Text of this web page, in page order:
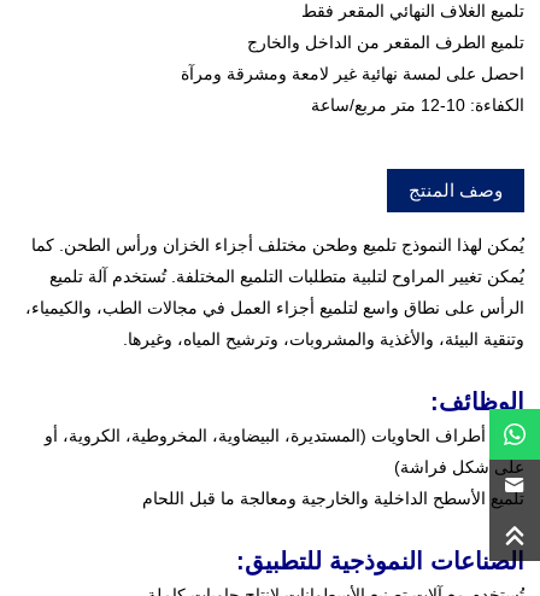
تلميع الغلاف النهائي المقعر فقط
تلميع الطرف المقعر من الداخل والخارج
احصل على لمسة نهائية غير لامعة ومشرقة ومرآة
الكفاءة: 10-12 متر مربع/ساعة
وصف المنتج
يُمكن لهذا النموذج تلميع وطحن مختلف أجزاء الخزان ورأس الطحن. كما
يُمكن تغيير المراوح لتلبية متطلبات التلميع المختلفة. تُستخدم آلة تلميع
الرأس على نطاق واسع لتلميع أجزاء العمل في مجالات الطب، والكيمياء،
وتنقية البيئة، والأغذية والمشروبات، وترشيح المياه، وغيرها.
الوظائف:
تلميع أطراف الحاويات (المستديرة، البيضاوية، المخروطية، الكروية، أو
على شكل فراشة)
تلميع الأسطح الداخلية والخارجية ومعالجة ما قبل اللحام
الصناعات النموذجية للتطبيق: